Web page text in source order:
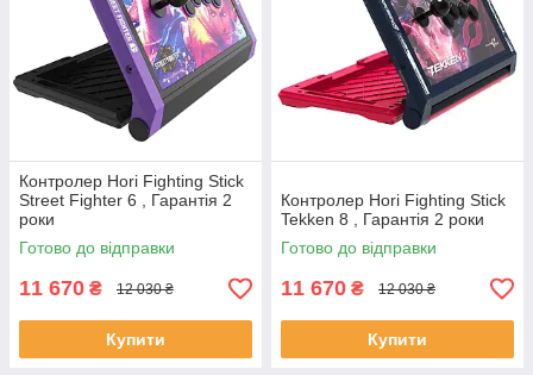
Контролер Hori Fighting Stick
Street Fighter 6 , Гарантія 2
роки
Готово до відправки
11 670 ₴ 12 030 ₴
Купити
Контролер Hori Fighting Stick
Tekken 8 , Гарантія 2 роки
Готово до відправки
11 670 ₴ 12 030 ₴
Купити